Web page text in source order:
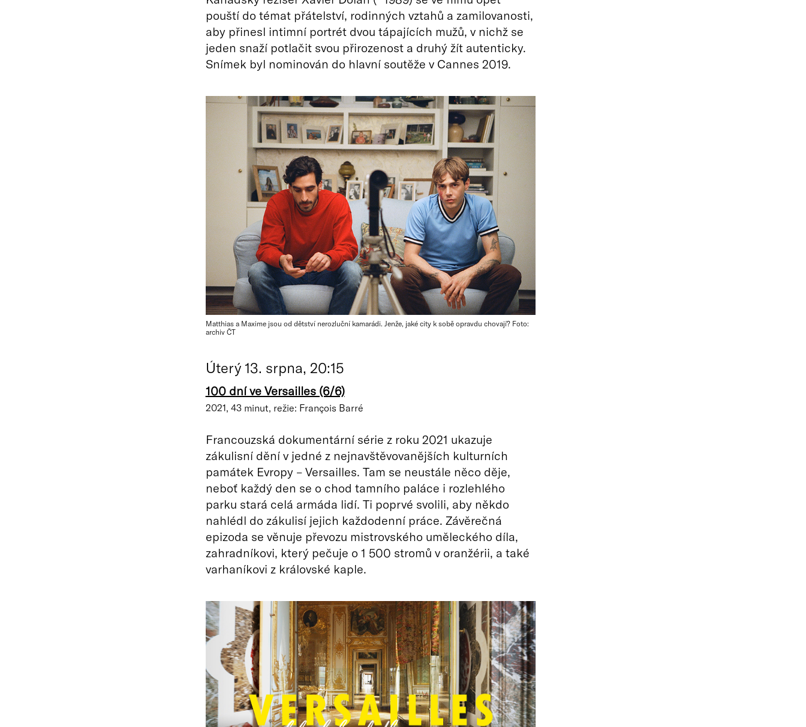
pouští do témat přátelství, rodinných vztahů a zamilovanosti,
aby přinesl intimní portrét dvou tápajících mužů, v nichž se
jeden snaží potlačit svou přirozenost a druhý žít autenticky.
Snímek byl nominován do hlavní soutěže v Cannes 2019.
Matthias a Maxime jsou od dětství nerozluční kamarádi. Jenže, jaké city k sobě opravdu chovají? Foto:
archiv ČT
Úterý 13. srpna, 20:15
100 dní ve Versailles (6/6)
2021, 43 minut, režie: François Barré
Francouzská dokumentární série z roku 2021 ukazuje
zákulisní dění v jedné z nejnavštěvovanějších kulturních
památek Evropy – Versailles. Tam se neustále něco děje,
neboť každý den se o chod tamního paláce i rozlehlého
parku stará celá armáda lidí. Ti poprvé svolili, aby někdo
nahlédl do zákulisí jejich každodenní práce. Závěrečná
epizoda se věnuje převozu mistrovského uměleckého díla,
zahradníkovi, který pečuje o 1 500 stromů v oranžérii, a také
varhaníkovi z královské kaple.